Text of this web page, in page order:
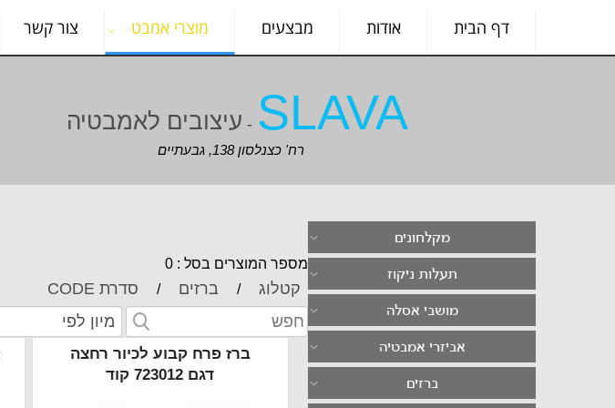
דף הבית אודות מבצעים מוצרי אמבט צור קשר
SLAVA
- עיצובים לאמבטיה
רח' כצנלסון 138, גבעתיים
מקלחונים
תעלות ניקוז
מושבי אסלה
אביזרי אמבטיה
ברזים
מספר המוצרים בסל : 0
קטלוג / ברזים / סדרת CODE
ברז פרח קבוע לכיור רחצה
דגם 723012 קוד